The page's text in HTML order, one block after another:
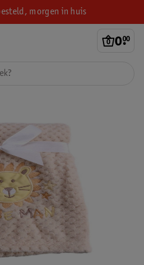
morgen in huis
0.
00